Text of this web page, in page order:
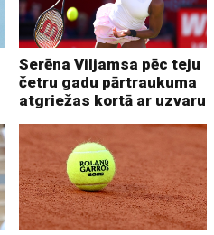
Serēna Viljamsa pēc teju
četru gadu pārtraukuma
atgriežas kortā ar uzvaru